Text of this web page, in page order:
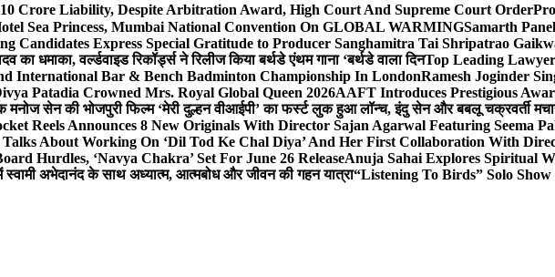
Crore Liability, Despite Arbitration Award, High Court And Supreme Court Order
Sea Princess, Mumbai National Convention On GLOBAL WARMINGSamarth
Candidates Express Special Gratitude to Producer Sanghamitra Tai Shripatrao
का धमाका, वर्ल्डवाइड रिकॉर्ड्स ने रिलीज किया बर्थडे एंथम गाना ‘बर्थडे वाला दिनTop Leading
International Bar & Bench Badminton Championship In LondonRamesh Joginder
Patadia Crowned Mrs. Royal Global Queen 2026AAFT Introduces Prestigious
मनोज सेन की भोजपुरी फिल्म ‘मेरी दुल्हन वीआईपी’ का फर्स्ट लुक हुआ लॉन्च, इंदु सेन और बबलू चक्रवर्ती
Reels Announces 8 New Originals With Director Sajan Agarwal Featuring Seema
About Working On ‘Dil Tod Ke Chal Diya’ And Her First Collaboration With
Hurdles, ‘Navya Chakra’ Set For June 26 ReleaseAnuja Sahai Explores Spiritual
अभेदानंद के साथ अध्यात्म, आत्मबोध और जीवन की गहन यात्रा“Listening To Birds” Solo